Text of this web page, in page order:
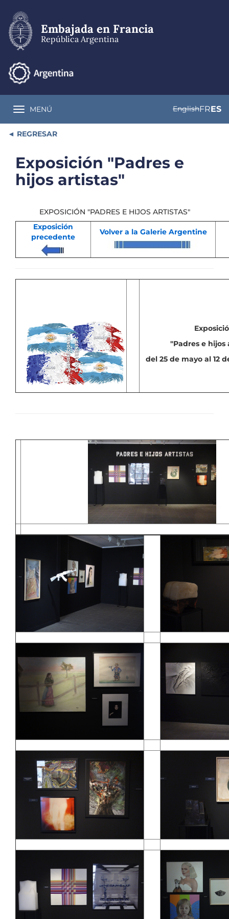
contenido
principal
Embajada en Francia
República Argentina
Toggle navigation
MENÚ EnglishFRES
REGRESAR
Exposición "Padres e
hijos artistas"
EXPOSICIÓN "PADRES E HIJOS ARTISTAS"
Exposición
precedente
Volver a la Galerie Argentine
"Padres e hijos
del 25 de mayo al 12